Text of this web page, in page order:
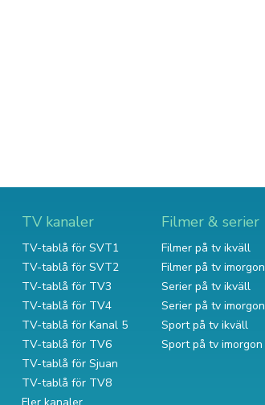
TV kanaler
TV-tablå för SVT1
TV-tablå för SVT2
TV-tablå för TV3
TV-tablå för TV4
TV-tablå för Kanal 5
TV-tablå för TV6
TV-tablå för Sjuan
TV-tablå för TV8
Filmer & serier
Filmer på tv ikväll
Filmer på tv imorgon
Serier på tv ikväll
Serier på tv imorgon
Sport på tv ikväll
Sport på tv imorgon